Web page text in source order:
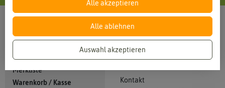
Registrieren
Merkliste
Warenkorb / Kasse
Info
Kataloge
Zahlung + Versand
Kontakt
Alle akzeptieren
Alle ablehnen
Auswahl akzeptieren